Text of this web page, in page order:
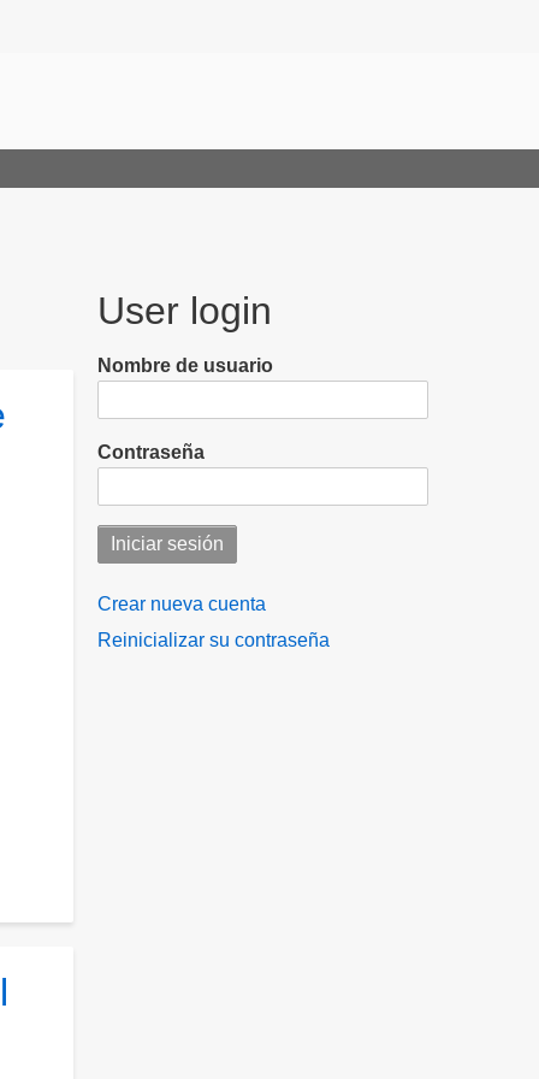
User login
Nombre de usuario
Contraseña
Crear nueva cuenta
Reinicializar su contraseña